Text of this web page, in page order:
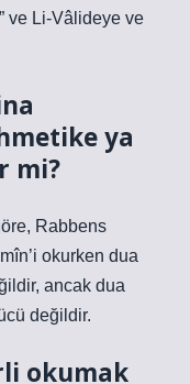
ve Li-Vâlideye ve
ya
mi?
Rabbens
okurken dua
ancak dua
değildir.
okumak